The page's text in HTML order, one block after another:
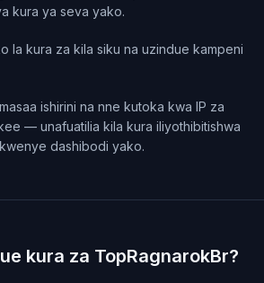
kura ya seva yako.
la kura za kila siku na uzindue kampeni
ishirini na nne kutoka kwa IP za
— unafuatilia kila kura iliyothibitishwa
dashibodi yako.
kura za TopRagnarokBr?